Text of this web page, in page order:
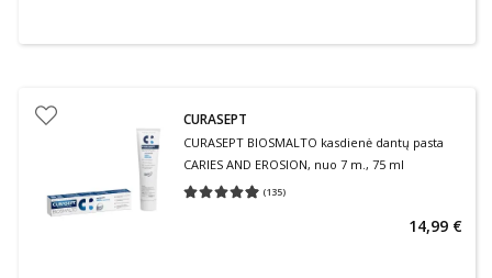
CURASEPT
CURASEPT BIOSMALTO kasdienė dantų pasta
CARIES AND EROSION, nuo 7 m., 75 ml
(135)
Vidutinis įvertinimas 4.98
14,99 €